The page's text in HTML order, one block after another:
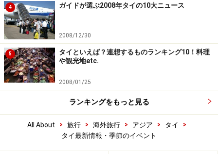
4 ガイドが選ぶ2008年タイの10大ニュース
2008/12/30
5
タイといえば？連想するものランキング10！料理
や観光地etc.
2008/01/25
ランキングをもっと見る
All About > 旅行 > 海外旅行 > アジア > タイ
>
タイ最新情報・季節のイベント